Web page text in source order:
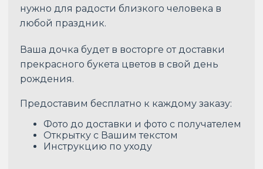
нужно для радости близкого человека в
любой праздник.
Ваша дочка будет в восторге от доставки
прекрасного букета цветов в свой день
рождения.
Предоставим бесплатно к каждому заказу:
Фото до доставки и фото с получателем
Открытку с Вашим текстом
Инструкцию по уходу